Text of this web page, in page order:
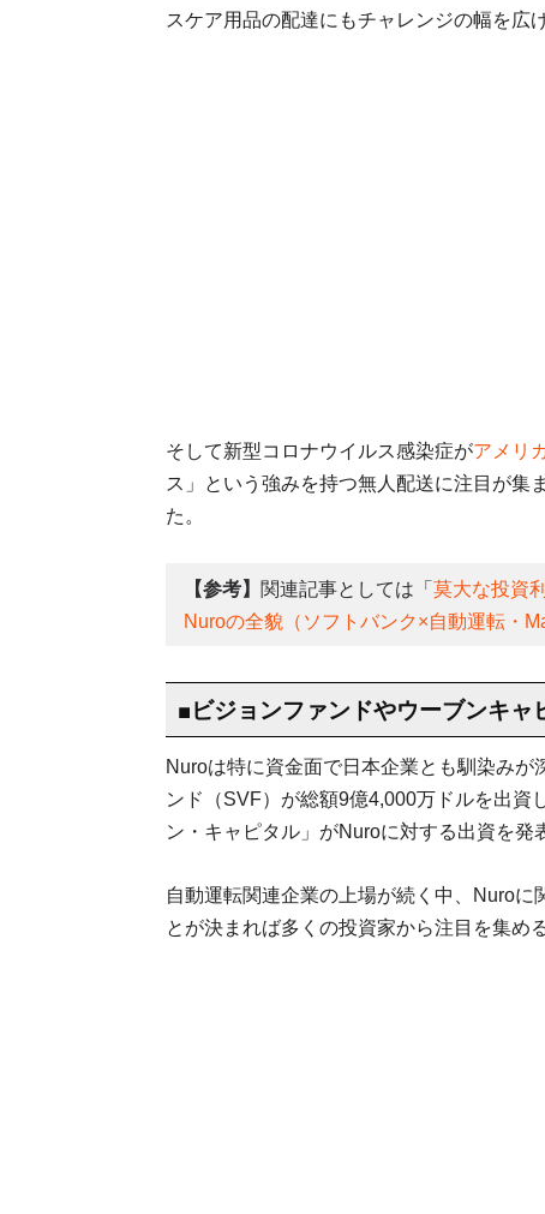
スケア用品の配達にもチャレンジの幅を広
そして新型コロナウイルス感染症がアメリ
ス」という強みを持つ無人配送に注目が集
た。
【参考】 関連記事としては「 莫大な投資
Nuroの全貌（ソフトバンク×自動運転・
■ビジョンファンドやウーブンキャ
Nuroは特に資金面で日本企業とも馴染み
ンド（SVF）が総額9億4,000万ドルを出資
ン・キャピタル」がNuroに対する出資を発
自動運転関連企業の上場が続く中、Nuro
とが決まれば多くの投資家から注目を集め